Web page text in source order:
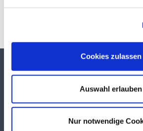
Cookies zulassen
Auswahl erlauben
Nur notwendige
TEKUMA KUNSTSTOFF GMBH
Team
Anwendungstechnik